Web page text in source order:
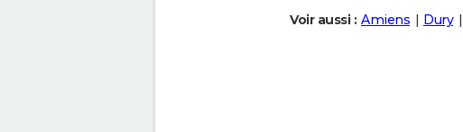
Voir aussi : Amiens Dury